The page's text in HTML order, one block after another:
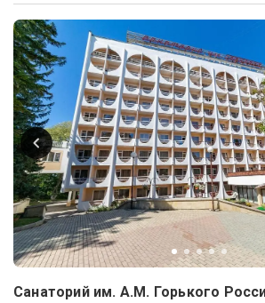
Санаторий им. А.М. Горького